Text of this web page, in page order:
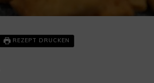
REZEPT DRUCKEN